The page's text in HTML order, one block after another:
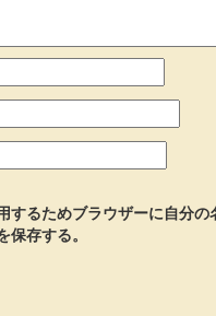
するためブラウザーに自分の
存する。